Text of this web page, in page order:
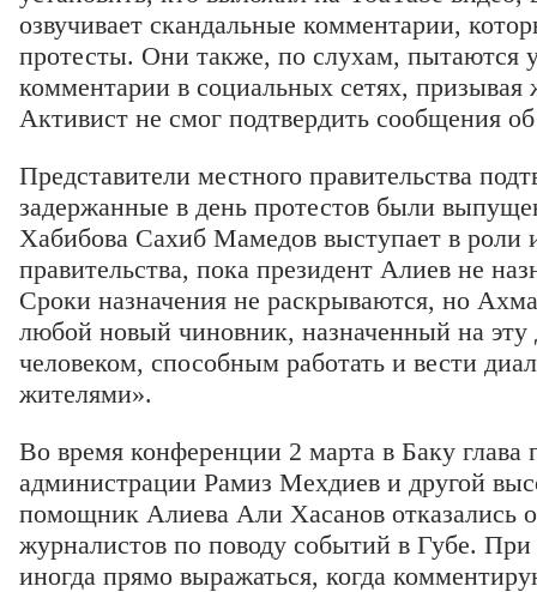
озвучивает скандальные комментарии,
протесты. Они также, по слухам, пытаются
комментарии в социальных сетях,
Активист не смог подтвердить сообщения
Представители местного правительства
задержанные в день протестов были
Хабибова Сахиб Мамедов выступает в роли
правительства, пока президент Алиев не
Сроки назначения не раскрываются, но
любой новый чиновник, назначенный на
человеком, способным работать и вести
жителями».
Во время конференции 2 марта в Баку глава
администрации Рамиз Мехдиев и другой
помощник Алиева Али Хасанов отказались
журналистов по поводу событий в Губе.
иногда прямо выражаться, когда